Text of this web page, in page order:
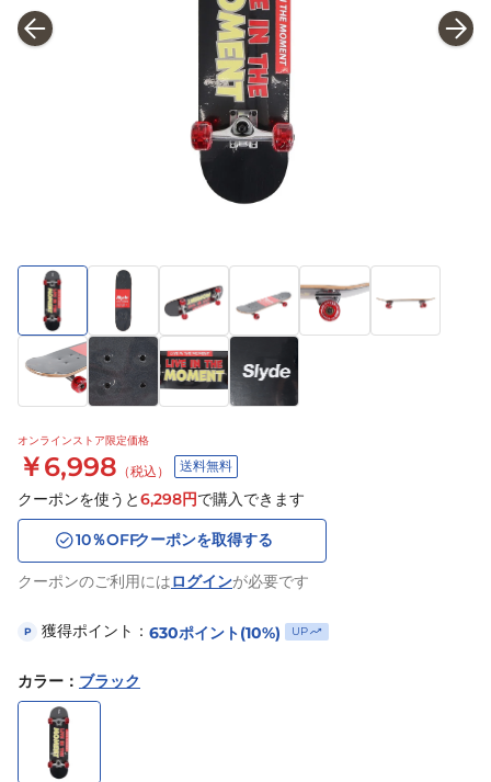
オンラインストア限定価格
￥6,998 （税込） 送料無料
クーポンを使うと6,298円で購入できます
10％OFFクーポンを取得する
クーポンのご利用にはログインが必要です
P 獲得ポイント： 630ポイント(10%) UP
カラー ： ブラック